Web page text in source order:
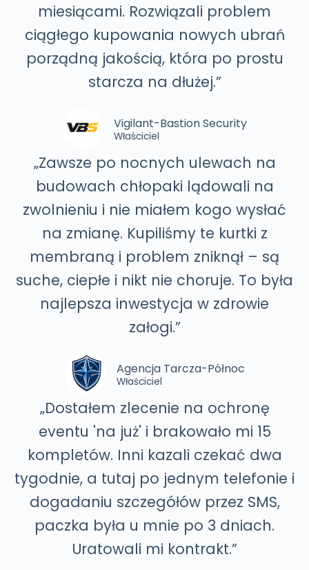
miesiącami. Rozwiązali problem
ciągłego kupowania nowych ubrań
porządną jakością, która po prostu
starcza na dłużej.”
Vigilant-Bastion Security
Właściciel
„Zawsze po nocnych ulewach na
budowach chłopaki lądowali na
zwolnieniu i nie miałem kogo wysłać
na zmianę. Kupiliśmy te kurtki z
membraną i problem zniknął – są
suche, ciepłe i nikt nie choruje. To była
najlepsza inwestycja w zdrowie
załogi.”
Agencja Tarcza-Północ
Właściciel
„Dostałem zlecenie na ochronę
eventu 'na już' i brakowało mi 15
kompletów. Inni kazali czekać dwa
tygodnie, a tutaj po jednym telefonie i
dogadaniu szczegółów przez SMS,
paczka była u mnie po 3 dniach.
Uratowali mi kontrakt.”